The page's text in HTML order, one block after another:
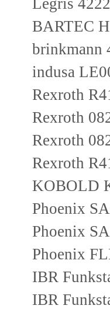
Legris
BARTEC
brinkmann
indusa
Rexroth
Rexroth
Rexroth
Rexroth
KOBOLD
Phoenix
Phoenix
Phoenix
IBR
IBR